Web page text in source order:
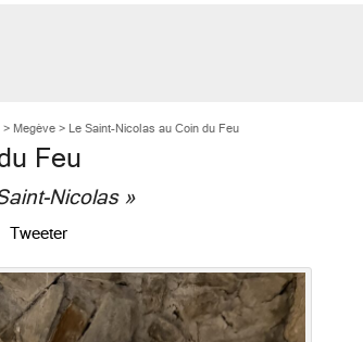
> Megève > Le Saint-Nicolas au Coin du Feu
Feu
Nicolas »
Tweeter